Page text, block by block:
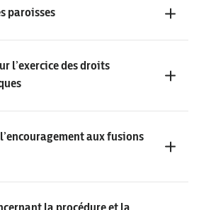
paroisses
l’exercice des droits
aux fusions